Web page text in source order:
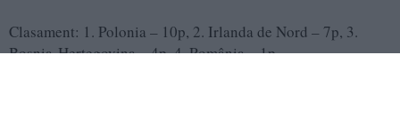
Clasament: 1. Polonia – 10p, 2. Irlanda de Nord – 7p, 3.
Bosnia-Herțegovina – 4p, 4. România – 1p.